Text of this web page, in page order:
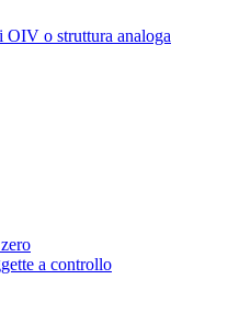
OIV o struttura analoga
a controllo